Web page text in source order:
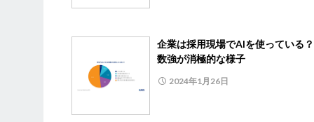
企業は採用現場でAIを使っている
数強が消極的な様子
2024年1月26日